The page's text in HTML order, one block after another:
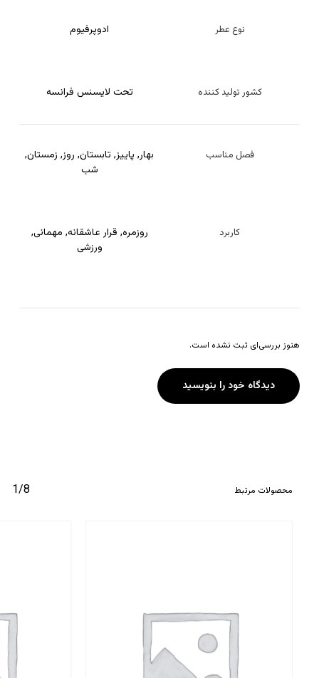
نوع عطر ادوپرفیوم
کشور تولید کننده تحت لایسنس فرانسه
فصل مناسب بهار, پاییز, تابستان, روز, زمستان,
شب
کاربرد روزمره, قرار عاشقانه, مهمانی,
ورزشی
هنوز بررسی‌ای ثبت نشده است.
دیدگاه خود را بنویسید
محصولات مرتبط 1/8